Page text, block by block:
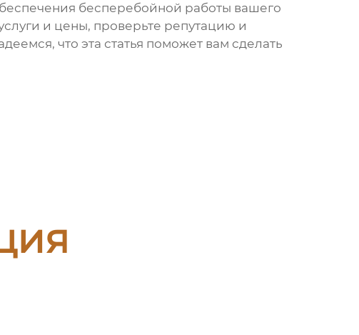
бесперебойной работы вашего
и цены, проверьте репутацию и
что эта статья поможет вам сделать